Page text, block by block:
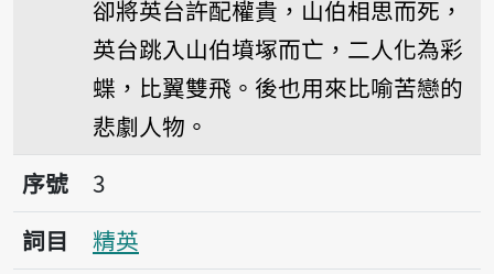
卻將英台許配權貴，山伯相思而死，
英台跳入山伯墳塚而亡，二人化為彩
蝶，比翼雙飛。後也用來比喻苦戀的
悲劇人物。
序號3精英
序號
3
詞目
精英